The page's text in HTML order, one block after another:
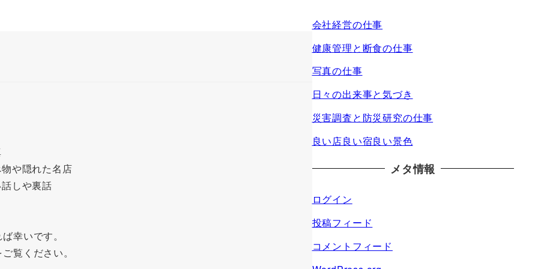
や隠れた名店
しや裏話
幸いです。
覧ください。
会社経営の仕事
健康管理と断食の仕事
写真の仕事
日々の出来事と気づき
災害調査と防災研究の仕事
良い店良い宿良い景色
メタ情報
ログイン
投稿フィード
コメントフィード